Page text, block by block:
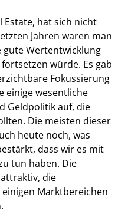
Estate, hat sich nicht
Jahren waren man
gute Wertentwicklung
würde. Es gab
Fokussierung
einige wesentliche
Geldpolitik auf, die
Die meisten dieser
heute noch, was
dass wir es mit
tun haben. Die
die
Marktbereichen